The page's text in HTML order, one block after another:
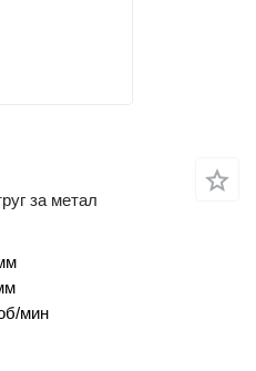
за метал
мин